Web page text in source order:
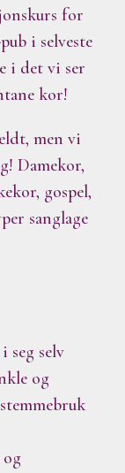
for
i selveste
i det vi ser
kor!
men vi
Damekor,
gospel,
sanglage
seg selv
og